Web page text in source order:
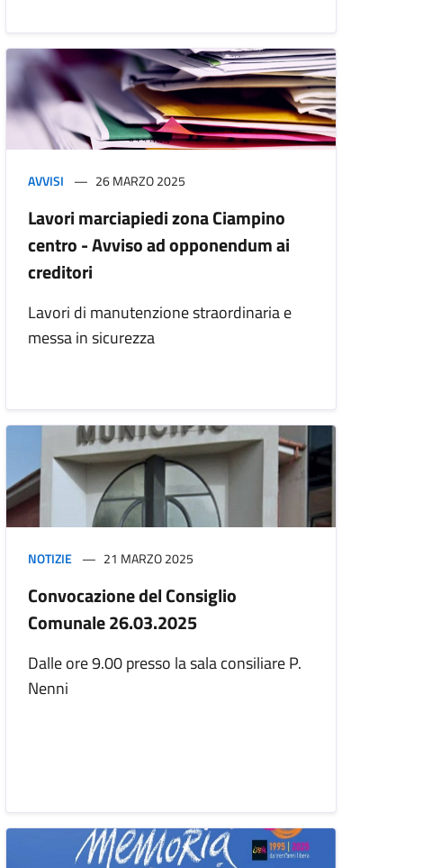
AVVISI 26 MARZO 2025
Lavori marciapiedi zona Ciampino
centro - Avviso ad opponendum ai
creditori
Lavori di manutenzione straordinaria e
messa in sicurezza
NOTIZIE 21 MARZO 2025
Convocazione del Consiglio
Comunale 26.03.2025
Dalle ore 9.00 presso la sala consiliare P.
Nenni